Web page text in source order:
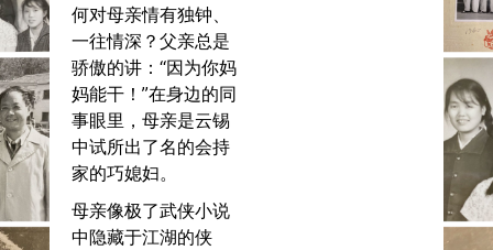
何对母亲情有独钟、
一往情深？父亲总是
骄傲的讲：“因为你妈
妈能干！”在身边的同
事眼里，母亲是云锡
中试所出了名的会持
家的巧媳妇。
母亲像极了武侠小说
中隐藏于江湖的侠